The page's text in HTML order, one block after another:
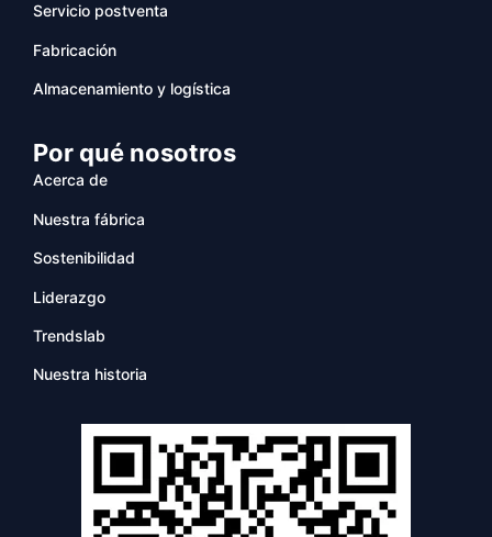
Servicio postventa
Fabricación
Almacenamiento y logística
Por qué nosotros
Acerca de
Nuestra fábrica
Sostenibilidad
Liderazgo
Trendslab
Nuestra historia